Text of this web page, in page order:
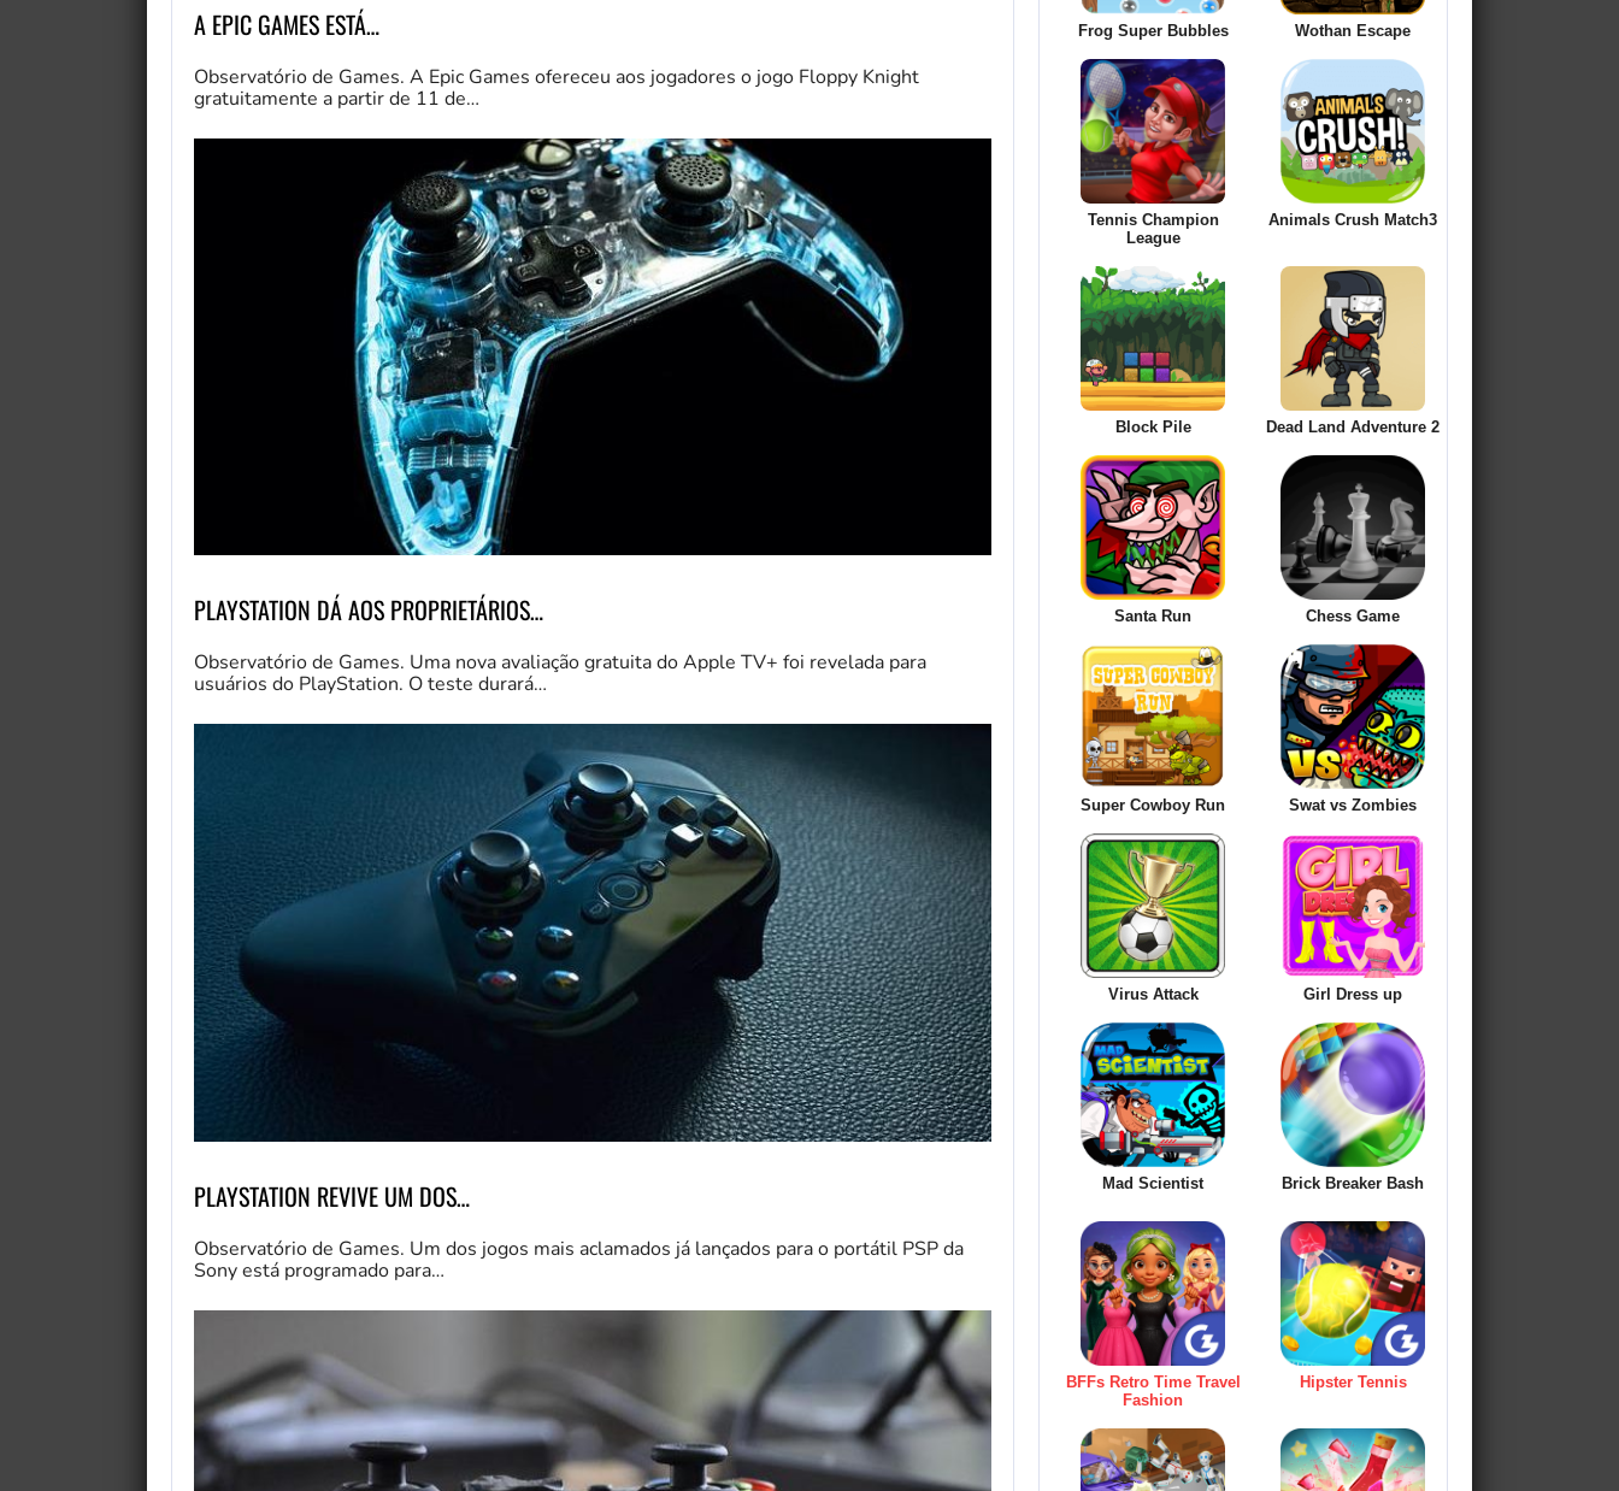
A EPIC GAMES ESTÁ…
Observatório de Games. A Epic Games ofereceu aos jogadores o jogo Floppy Knight
gratuitamente a partir de 11 de…
PLAYSTATION DÁ AOS PROPRIETÁRIOS…
Observatório de Games. Uma nova avaliação gratuita do Apple TV+ foi revelada para
usuários do PlayStation. O teste durará…
PLAYSTATION REVIVE UM DOS…
Observatório de Games. Um dos jogos mais aclamados já lançados para o portátil PSP da
Sony está programado para…
Frog Super Bubbles Wothan Escape
Tennis Champion
League
Animals Crush Match3
Block Pile Dead Land Adventure 2
Santa Run Chess Game
Super Cowboy Run Swat vs Zombies
Virus Attack Girl Dress up
Mad Scientist Brick Breaker Bash
BFFs Retro Time Travel
Fashion
Hipster Tennis